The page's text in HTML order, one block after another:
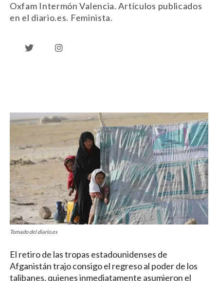
Oxfam Intermón Valencia. Artículos publicados
en el diario.es. Feminista.
Tomado del diario.es
El retiro de las tropas estadounidenses de
Afganistán trajo consigo el regreso al poder de los
talibanes, quienes inmediatamente asumieron el